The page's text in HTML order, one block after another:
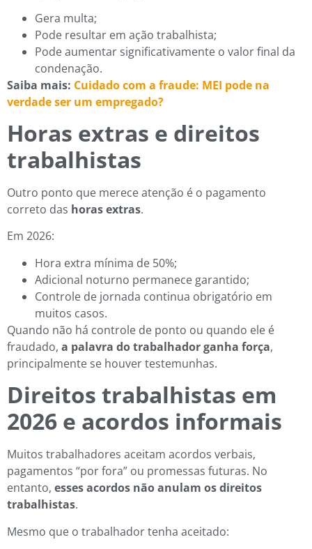
Gera multa;
Pode resultar em ação trabalhista;
Pode aumentar significativamente o valor final da
condenação.
Saiba mais: Cuidado com a fraude: MEI pode na
verdade ser um empregado?
Horas extras e direitos
trabalhistas
Outro ponto que merece atenção é o pagamento
correto das horas extras.
Em 2026:
Hora extra mínima de 50%;
Adicional noturno permanece garantido;
Controle de jornada continua obrigatório em
muitos casos.
Quando não há controle de ponto ou quando ele é
fraudado, a palavra do trabalhador ganha força,
principalmente se houver testemunhas.
Direitos trabalhistas em
2026 e acordos informais
Muitos trabalhadores aceitam acordos verbais,
pagamentos “por fora” ou promessas futuras. No
entanto, esses acordos não anulam os direitos
trabalhistas.
Mesmo que o trabalhador tenha aceitado: